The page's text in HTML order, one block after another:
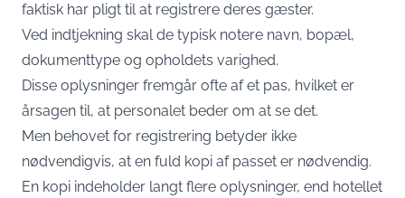
faktisk har pligt til at registrere deres gæster.
Ved indtjekning skal de typisk notere navn, bopæl,
dokumenttype og opholdets varighed.
Disse oplysninger fremgår ofte af et pas, hvilket er
årsagen til, at personalet beder om at se det.
Men behovet for registrering betyder ikke
nødvendigvis, at en fuld kopi af passet er nødvendig.
En kopi indeholder langt flere oplysninger, end hotellet